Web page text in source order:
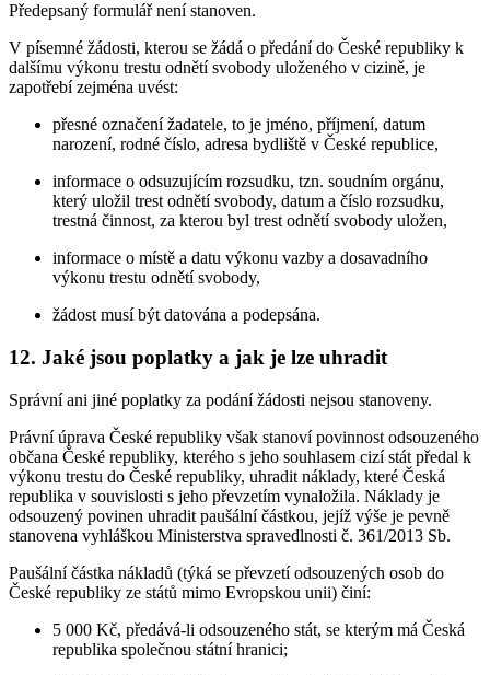
Předepsaný formulář není stanoven.
V písemné žádosti, kterou se žádá o předání do České republiky k
dalšímu výkonu trestu odnětí svobody uloženého v cizině, je
zapotřebí zejména uvést:
přesné označení žadatele, to je jméno, příjmení, datum
narození, rodné číslo, adresa bydliště v České republice,
informace o odsuzujícím rozsudku, tzn. soudním orgánu,
který uložil trest odnětí svobody, datum a číslo rozsudku,
trestná činnost, za kterou byl trest odnětí svobody uložen,
informace o místě a datu výkonu vazby a dosavadního
výkonu trestu odnětí svobody,
žádost musí být datována a podepsána.
12. Jaké jsou poplatky a jak je lze uhradit
Správní ani jiné poplatky za podání žádosti nejsou stanoveny.
Právní úprava České republiky však stanoví povinnost odsouzeného
občana České republiky, kterého s jeho souhlasem cizí stát předal k
výkonu trestu do České republiky, uhradit náklady, které Česká
republika v souvislosti s jeho převzetím vynaložila. Náklady je
odsouzený povinen uhradit paušální částkou, jejíž výše je pevně
stanovena vyhláškou Ministerstva spravedlnosti č. 361/2013 Sb.
Paušální částka nákladů (týká se převzetí odsouzených osob do
České republiky ze států mimo Evropskou unii) činí:
5 000 Kč, předává-li odsouzeného stát, se kterým má Česká
republika společnou státní hranici;